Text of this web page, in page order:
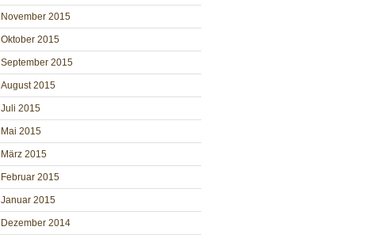
November 2015
Oktober 2015
September 2015
August 2015
Juli 2015
Mai 2015
März 2015
Februar 2015
Januar 2015
Dezember 2014